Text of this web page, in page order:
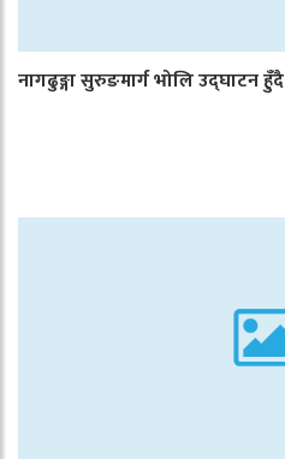
नागढुङ्गा सुरुङमार्ग भोलि उद्घाटन हुँदै